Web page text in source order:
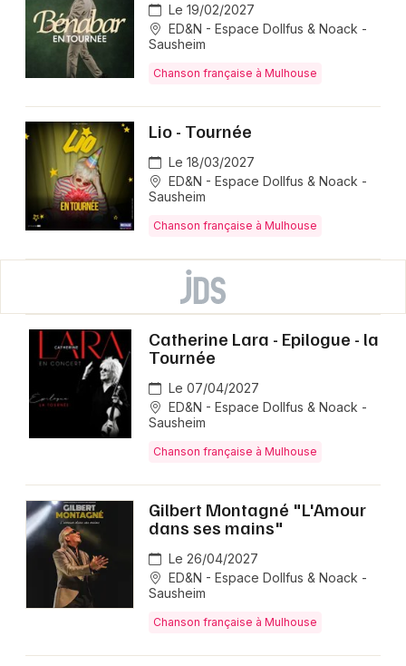
Le 19/02/2027
ED&N - Espace Dollfus & Noack -
Sausheim
Chanson française à Mulhouse
Lio - Tournée
Le 18/03/2027
ED&N - Espace Dollfus & Noack -
Sausheim
Chanson française à Mulhouse
Catherine Lara - Epilogue - la
Tournée
Le 07/04/2027
ED&N - Espace Dollfus & Noack -
Sausheim
Chanson française à Mulhouse
Gilbert Montagné "L'Amour
dans ses mains"
Le 26/04/2027
ED&N - Espace Dollfus & Noack -
Sausheim
Chanson française à Mulhouse